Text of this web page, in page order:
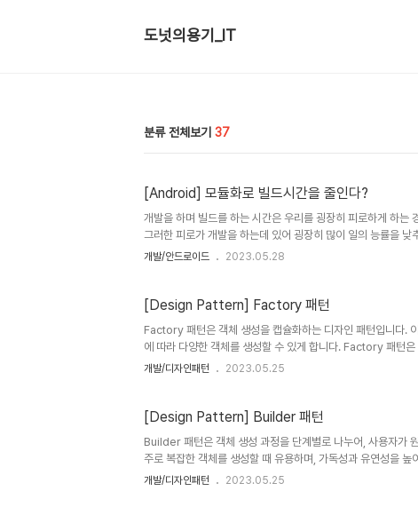
도넛의용기_IT
분류 전체보기 37
[Android] 모듈화로 빌드시간을 줄인다?
개발을 하며 빌드를 하는 시간은 우리를 굉장히 피로하게 하는
그러한 피로가 개발을 하는데 있어 굉장히 많이 일의 능률을
습니다. 이전에 모듈에 대해서 이야기를 하다가 모듈화가 빌드
드를 다시 컴파일 해야합니다. 라이브러리가 추가되어 종속성
개발/안드로이드 2023.05.28
[Design Pattern] Factory 패턴
Factory 패턴은 객체 생성을 캡슐화하는 디자인 패턴입니다.
에 따라 다양한 객체를 생성할 수 있게 합니다. Factory 패턴
런타임에 결정되는 경우 객체 생성과 관련된 로직을 한 곳에서
speak() { println("Wo..
개발/디자인패턴 2023.05.25
[Design Pattern] Builder 패턴
Builder 패턴은 객체 생성 과정을 단계별로 나누어, 사용자가
주로 복잡한 객체를 생성할 때 유용하며, 가독성과 유연성을
있습니다. 먼저, 생성할 객체를 나타내는 클래스를 정의합니
개발/디자인패턴 2023.05.25